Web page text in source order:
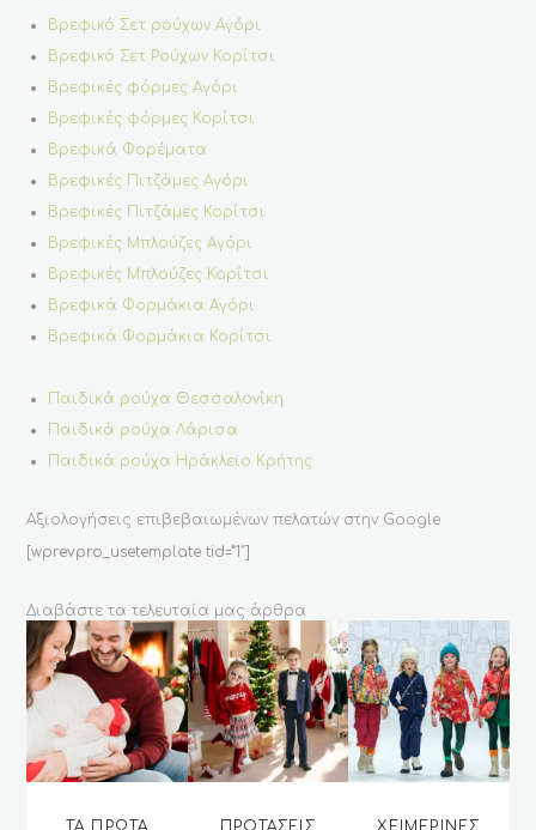
Βρεφικό Σετ ρούχων Αγόρι
Βρεφικό Σετ Ρούχων Κορίτσι
Βρεφικές φόρμες Αγόρι
Βρεφικές φόρμες Κορίτσι
Βρεφικά Φορέματα
Βρεφικές Πιτζάμες Αγόρι
Βρεφικές Πιτζάμες Κορίτσι
Βρεφικές Μπλούζες Αγόρι
Βρεφικές Μπλούζες Κορίτσι
Βρεφικά Φορμάκια Αγόρι
Βρεφικά Φορμάκια Κορίτσι
Παιδικά ρούχα Θεσσαλονίκη
Παιδικά ρούχα Λάρισα
Παιδικά ρούχα Ηράκλειο Κρήτης
Αξιολογήσεις επιβεβαιωμένων πελατών στην Google
[wprevpro_usetemplate tid=”1″]
Διαβάστε τα τελευταία μας άρθρα
ΤΑ ΠΡΏΤΑ
ΠΡΟΤΆΣΕΙΣ
ΧΕΙΜΕΡΙΝΈΣ